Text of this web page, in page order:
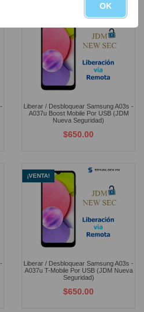
Liberar / Desbloquear Samsung A03s -
A037u Boost Mobile Por USB (JDM
Nueva Seguridad)
$650.00
¡VENTA!
Liberar / Desbloquear Samsung A03s -
A037u T-Mobile Por USB (JDM Nueva
Seguridad)
$650.00
OK